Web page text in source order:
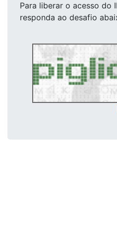
Para liberar o acesso do
responda ao desafio